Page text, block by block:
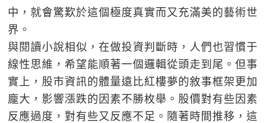
中，就會驚歎於這個極度真實而又充滿美的藝術世
界。
與閱讀小說相似，在做投資判斷時，人們也習慣于
線性思維，希望能順著一個邏輯從頭走到尾。但事
實上，股市資訊的體量遠比紅樓夢的敘事框架更加
龐大，影響漲跌的因素不勝枚舉。股價對有些因素
反應過度，對有些又反應不足。隨著時間推移，這